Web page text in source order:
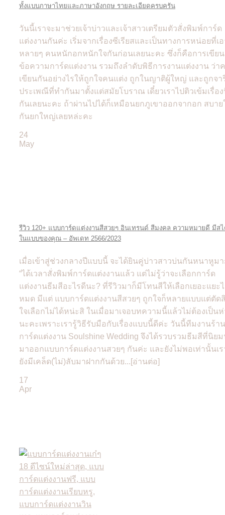
ทั้งแบบภาษาไทยและภาษาอังกฤษ รายละเอียดครบครัน
วันนี้เราจะมาช่วยเจ้าบ่าวและเจ้าสาวเตรียมตัวสั่งพิมพ์การ์ด
แต่งงานกันค่ะ เริ่มจากเรื่องซีเรียสและเป็นทางการหน่อยที่เ
หลายๆ คนหนักอกหนักใจกันก่อนเลยนะคะ ซึ่งก็คือการเขียน
ข้อความการ์ดแต่งงาน รวมถึงลำดับพิธีการงานแต่งงาน ว่า
เขียนกันอย่างไรให้ถูกใจคนแต่ง ถูกในญาติผู้ใหญ่ และถูกจา
ประเพณีที่ทำกันมาตั้งแต่สมัยโบราณ เดี๋ยวเราไปติวเข้มเรื่อ
กันเลยนะคะ ถ้าผ่านไปได้ก็เหมือนยกภูเขาออกจากอก สบาย
กันยกใหญ่เลยหล่ะคะ
24
May
รีวิว 120+ แบบการ์ดแต่งงานสีสวยๆ อินเทรนด์ สีมงคล ความหมายดี มีส
ในแบบของคุณ – อัพเดท 2566/2023
เมื่อเข้าสู่ช่วงกลางปีแบบนี้ จะได้ยินคู่บ่าวสาวบ่นกันหนาหูม
“ได้เวลาสั่งพิมพ์การ์ดแต่งงานแล้ว แต่ไม่รู้ว่าจะเลือกการ์ด
แต่งงานธีมสีอะไรดีนะ? ที่รีวิวมาก็มีโทนสีให้เลือกเยอะแยะ
หมด มีแต่ แบบการ์ดแต่งงานสีสวยๆ ถูกใจก็หลายแบบแต่ตัด
ใจเลือกไม่ได้หน่ะสิ ในเมื่อมาเจอบทความนี้แล้วไม่ต้องเป็นห่
นะคะเพราะเรารู้วิธีรับมือกับเรื่องแบบนี้ดีค่ะ วันนี้ทีมงานร้าน
การ์ดแต่งงาน Soulshine Wedding จึงได้รวบรวมธีมสีที่นิย
มาออกแบบการ์ดแต่งงานสวยๆ กันค่ะ และยังไม่พอเท่านั้นเร
ยังมีเคล็ด(ไม่)ลับมาฝากกันด้วย...[อ่านต่อ]
17
Apr